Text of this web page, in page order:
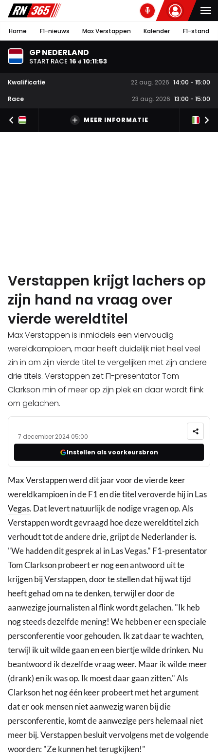
Home F1-nieuws Max Verstappen Kalender F1-stand
GP NEDERLAND
START RACE 16 d 10:11:53
Kwalificatie 22 aug. 2026 14:00 - 15:00
Race
23 aug. 2026 13:00 - 15:00
MEER INFORMATIE
Verstappen krijgt lachers op
zijn hand na vraag over
vierde wereldtitel
Max Verstappen is inmiddels een viervoudig
wereldkampioen, maar heeft duidelijk niet heel veel
zin in om zijn vierde titel te vergelijken met zijn andere
drie titels. Verstappen zet F1-presentator Tom
Clarkson min of meer op zijn plek en daar wordt flink
om gelachen.
7 december 2024 05:00
Instellen als voorkeursbron
Max Verstappen werd dit jaar voor de vierde keer
wereldkampioen in de F1 en die titel veroverde hij inLas
Vegas. Dat levert natuurlijk de nodige vragen op. Als
Verstappen wordt gevraagd hoe deze wereldtitel zich
verhoudt tot de andere drie, grijpt de Nederlander is.
"We hadden dit gesprek al in Las Vegas." F1-presentator
Tom Clarkson probeert er nog een antwoord uit te
krijgen bij Verstappen, door te stellen dat hij wat tijd
heeft gehad om na te denken, terwijl er door de
aanwezige journalisten al flink wordt gelachen. "Ik heb
nog steeds dezelfde mening! We hebben er een speciale
persconferentie voor gehouden. Ik zat daar te wachten,
terwijl ik uit wilde gaan en een biertje wilde drinken. Nu
beantwoord ik dezelfde vraag weer. Maar ik wilde meer
(drank) en ik was op. Ik moest daar gaan zitten." Als
Clarkson het nog één keer probeert met het argument
dat er ook mensen niet aanwezig waren bij die
persconferentie, komt de aanwezige pers helemaal niet
meer bij. Verstappen besluit vervolgens met de volgende
woorden: "Ze kunnen het terugkijken!"